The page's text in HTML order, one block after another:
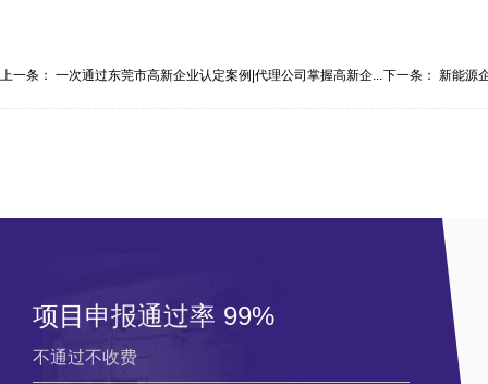
上一条： 一次通过东莞市高新企业认定案例|代理公司掌握高新企...下一条： 新能源
项目申报通过率 99%
不通过不收费